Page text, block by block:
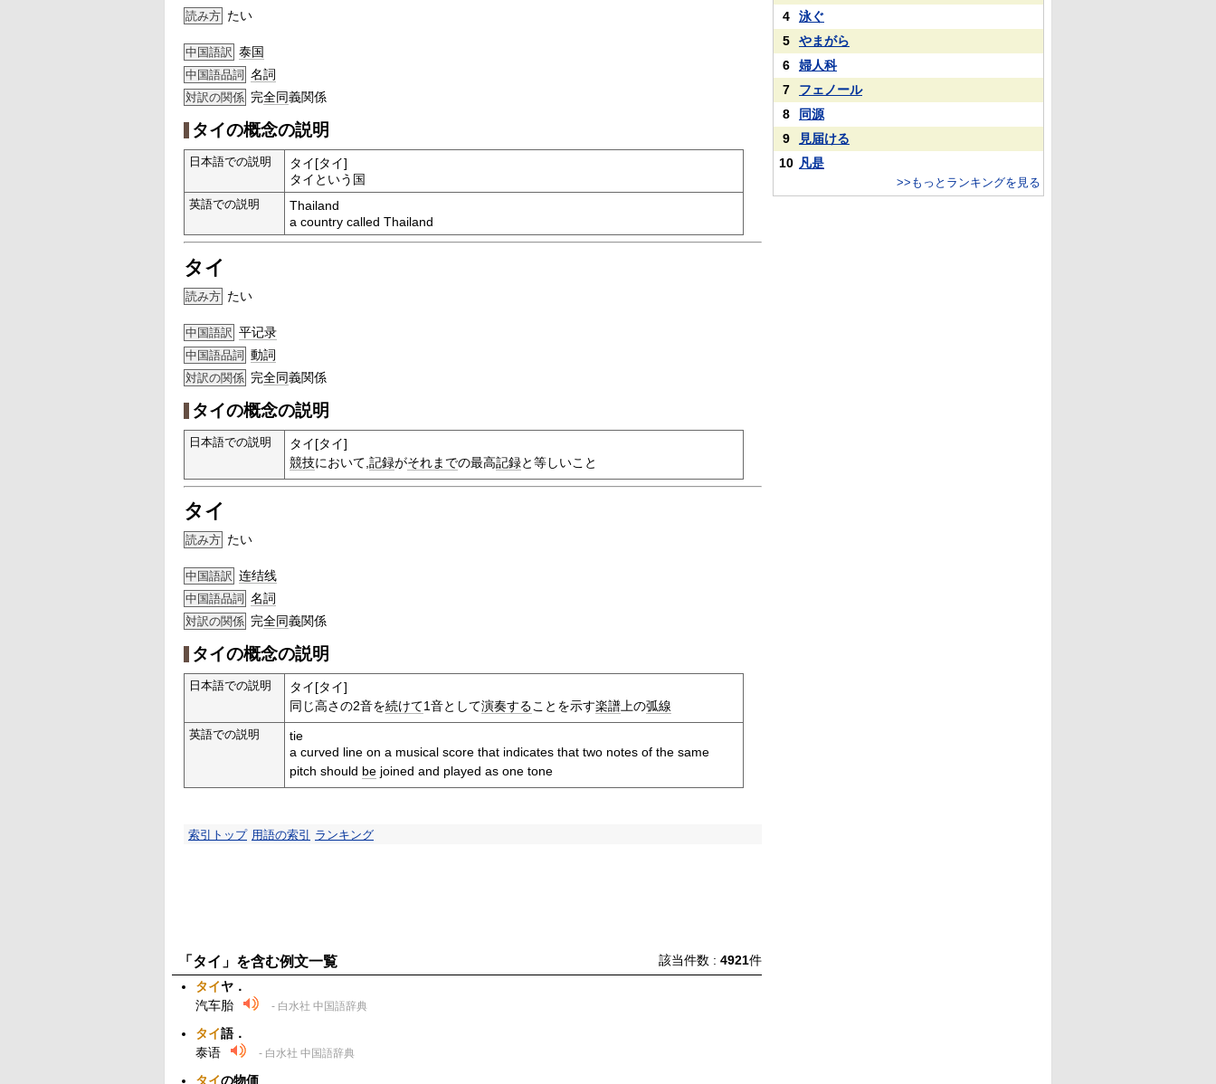
読み方 たい
中国語訳 泰国
中国語品詞 名詞
対訳の関係 完全同義関係
タイの概念の説明
日本語での説明
タイ[タイ]
タイという国
英語での説明
Thailand
a country called Thailand
タイ
読み方 たい
中国語訳 平记录
中国語品詞 動詞
対訳の関係 完全同義関係
タイの概念の説明
日本語での説明
タイ[タイ]
競技において, 記録がそれまでの最高記録と等しいこと
タイ
読み方 たい
中国語訳 连结线
中国語品詞 名詞
対訳の関係 完全同義関係
タイの概念の説明
日本語での説明
タイ[タイ]
同じ高さの2音を続けて1音として演奏することを示す楽譜 上の弧線
英語での説明
tie
a curved line on a musical score that indicates that two notes of the same
pitch should be joined and played as one tone
索引トップ 用語の索引 ランキング
「タイ」を含む例文一覧 該当件数 : 4921件
タイヤ．
汽车胎
- 白水社 中国語辞典
タイ語．
泰语
- 白水社 中国語辞典
タイの物価
4
泳ぐ
5
やまがら
6
婦人科
7
フェノール
8
同源
9
見届ける
10 凡是
>>もっとランキングを見る